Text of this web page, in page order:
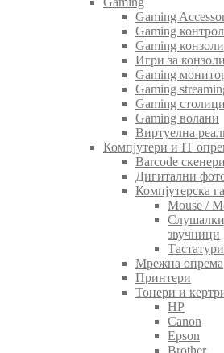
Gaming
Gaming
Gaming конзоли
Игри за конзоли
Gaming
Gaming
Gaming столици
Gaming волани
Виртуелна
Компјутери и IT
Barcode скенери
Дигитални
Компјутерска
Mouse /
звучници
Тастатури
Мрежна опрема
Принтери
Тонери и
HP
Canon
Epson